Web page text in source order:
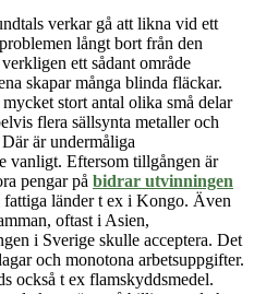
verkar gå att likna vid ett
långt bort från den
ett sådant område
skapar många blinda fläckar.
mycket stort antal olika små delar
flera sällsynta metaller och
är undermåliga
vanligt. Eftersom tillgången är
pengar på bidrar utvinningen
fattiga länder t ex i Kongo. Även
oftast i Asien,
i Sverige skulle acceptera. Det
och monotona arbetsuppgifter.
också t ex flamskyddsmedel.